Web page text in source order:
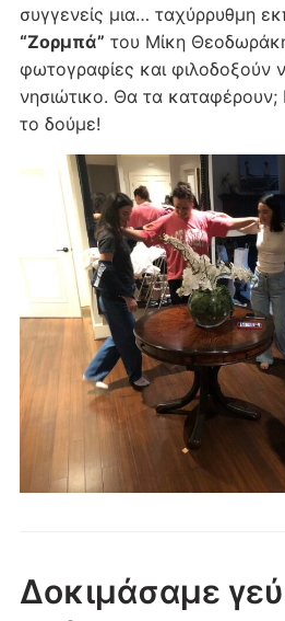
συγγενείς μια… ταχύρρυθμη
“Ζορμπά” του Μίκη
φωτογραφίες και φιλοδοξούν
νησιώτικο. Θα τα καταφέρουν;
το δούμε!
Δοκιμάσαμε